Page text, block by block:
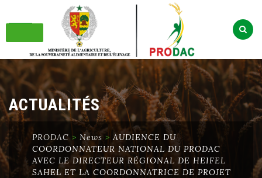
Skip
content
ACTUALITÉS
PRODAC> News >AUDIENCE DU
COORDONNATEUR NATIONAL DU PRODAC
AVEC LE DIRECTEUR RÉGIONAL DE HEIFEL
SAHEL ET LA COORDONNATRICE DE PROJET